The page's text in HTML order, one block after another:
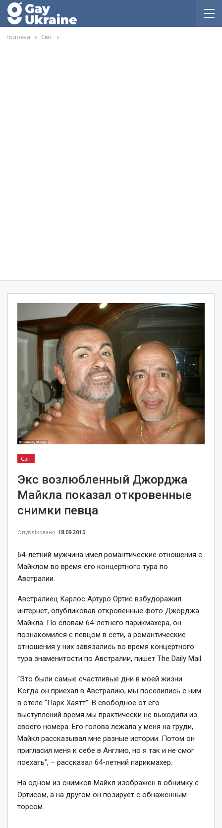
Головна Світ
Світ
Экс возлюбленный Джорджа
Майкла показал откровенные
снимки певца
Опубліковано 18.09.2015
64-летний мужчина имел романтические отношения с
Майклом во время его концертного тура по
Австралии.
Австралиец Карлос Артуро Ортис взбудоражил
интернет, опубликовав откровенные фото Джорджа
Майкла. По словам 64-летнего парикмахера, он
познакомился с певцом в сети, а романтические
отношения у них завязались во время концертного
тура знаменитости по Австралии, пишет The Daily Mail.
“Это были самые счастливые дни в моей жизни.
Когда он приехал в Австралию, мы поселились с ним
в отеле “Парк Хаятт”. В свободное от его
выступлений время мы практически не выходили из
своего номера. Его голова лежала у меня на груди,
Майкл рассказывал мне разные истории. Потом он
пригласил меня к себе в Англию, но я так и не смог
поехать”, – рассказал 64-летний парикмахер.
На одном из снимков Майкл изображен в обнимку с
Ортисом, а на другом он позирует с обнаженным
торсом.